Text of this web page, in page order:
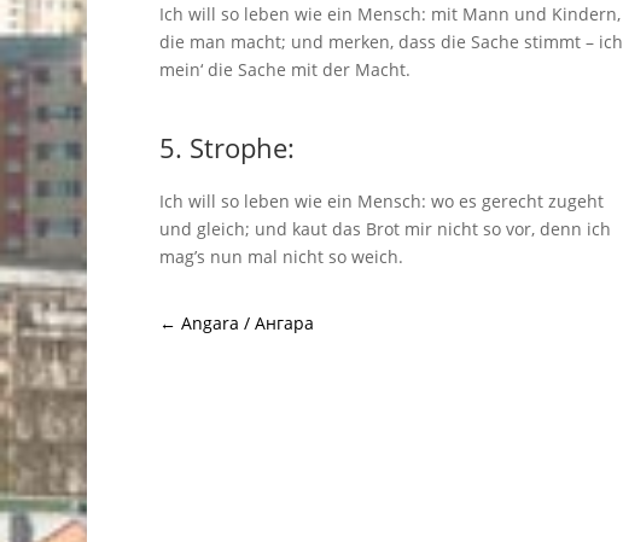
Ich will so leben wie ein Mensch: mit Mann und Kindern,
die man macht; und merken, dass die Sache stimmt – ich
mein‘ die Sache mit der Macht.
5. Strophe:
Ich will so leben wie ein Mensch: wo es gerecht zugeht
und gleich; und kaut das Brot mir nicht so vor, denn ich
mag’s nun mal nicht so weich.
← Angara / Ангара